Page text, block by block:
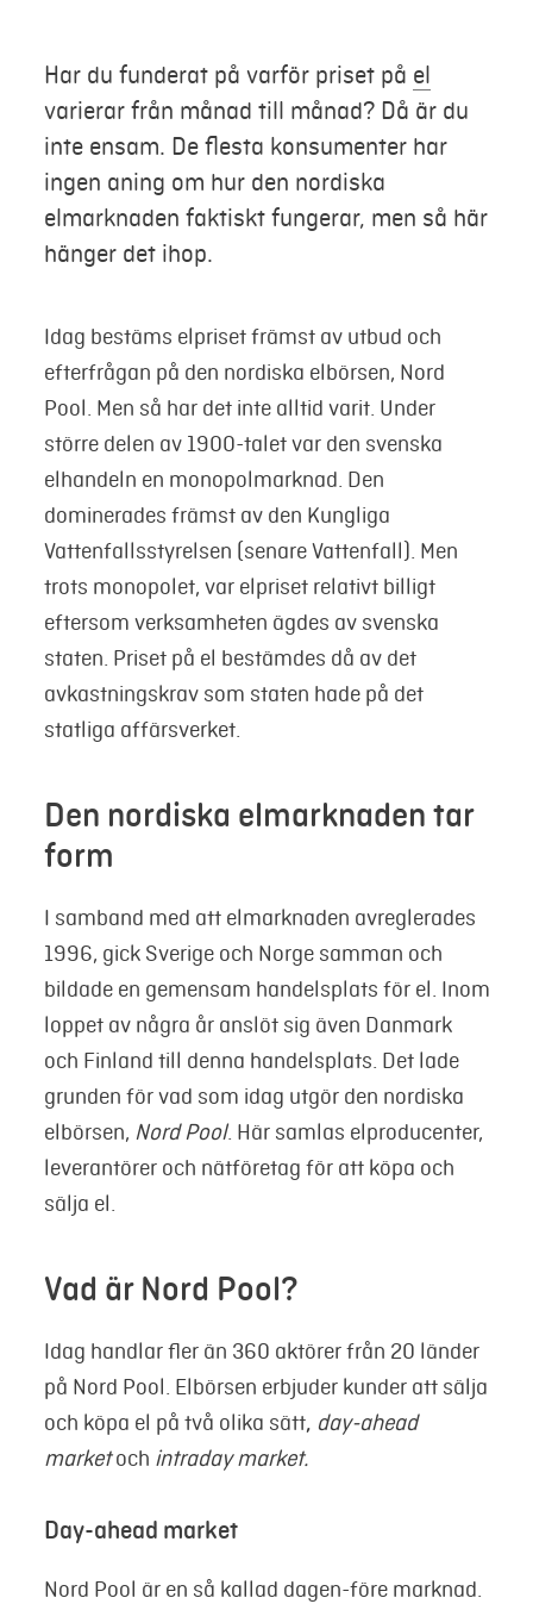
Logga in
Mina sidor
Har du funderat på varför priset på el
varierar från månad till månad? Då är du
inte ensam. De flesta konsumenter har
ingen aning om hur den nordiska
elmarknaden faktiskt fungerar, men så här
hänger det ihop.
Idag bestäms elpriset främst av utbud och
efterfrågan på den nordiska elbörsen, Nord
Pool. Men så har det inte alltid varit. Under
större delen av 1900-talet var den svenska
elhandeln en monopolmarknad. Den
dominerades främst av den Kungliga
Vattenfallsstyrelsen (senare Vattenfall). Men
trots monopolet, var elpriset relativt billigt
eftersom verksamheten ägdes av svenska
staten. Priset på el bestämdes då av det
avkastningskrav som staten hade på det
statliga affärsverket.
Den nordiska elmarknaden tar
form
I samband med att elmarknaden avreglerades
1996, gick Sverige och Norge samman och
bildade en gemensam handelsplats för el. Inom
loppet av några år anslöt sig även Danmark
och Finland till denna handelsplats. Det lade
grunden för vad som idag utgör den nordiska
elbörsen, Nord Pool. Här samlas elproducenter,
leverantörer och nätföretag för att köpa och
sälja el.
Vad är Nord Pool?
Idag handlar fler än 360 aktörer från 20 länder
på Nord Pool. Elbörsen erbjuder kunder att sälja
och köpa el på två olika sätt, day-ahead
marketoch intraday market.
Day-ahead market
Nord Pool är en så kallad dagen-före marknad.